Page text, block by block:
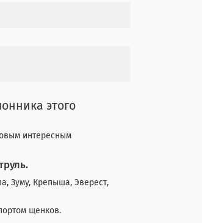
этого
интересным
Зуму, Крепыша, Эверест,
щенков.